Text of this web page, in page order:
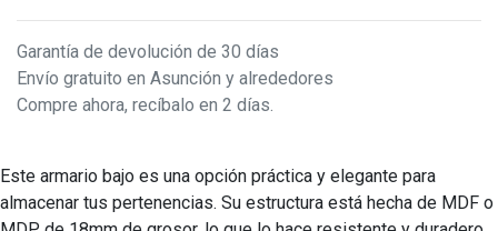
Garantía de devolución de 30 días
Envío gratuito en Asunción y alrededores
Compre ahora, recíbalo en 2 días.
Este armario bajo es una opción práctica y elegante para
almacenar tus pertenencias. Su estructura está hecha de MDF o